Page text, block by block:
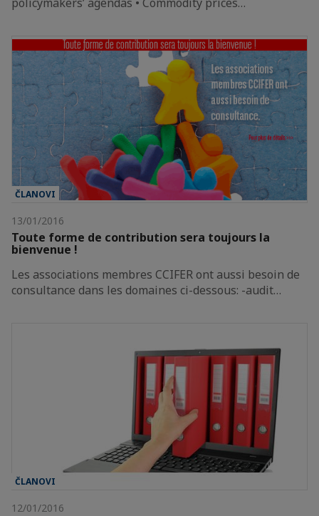
ČLANOVI
13/01/2016
Toute forme de contribution sera toujours la
bienvenue !
Les associations membres CCIFER ont aussi besoin de
consultance dans les domaines ci-dessous: -audit…
ČLANOVI
12/01/2016